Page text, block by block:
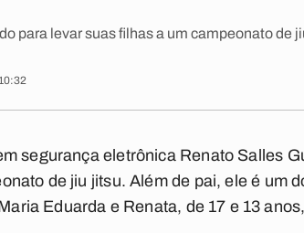
para levar suas filhas a um campeonato de
segurança eletrônica Renato Salles
de jiu jitsu. Além de pai, ele é um
Eduarda e Renata, de 17 e 13 anos,